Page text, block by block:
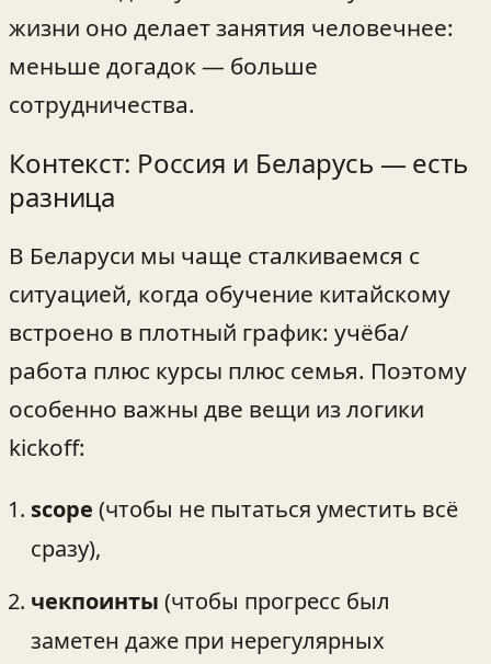
жизни оно делает занятия человечнее:
меньше догадок — больше
сотрудничества.
Контекст: Россия и Беларусь — есть
разница
В Беларуси мы чаще сталкиваемся с
ситуацией, когда обучение китайскому
встроено в плотный график: учёба/
работа плюс курсы плюс семья. Поэтому
особенно важны две вещи из логики
kickoff:
scope (чтобы не пытаться уместить всё
сразу),
чекпоинты (чтобы прогресс был
заметен даже при нерегулярных